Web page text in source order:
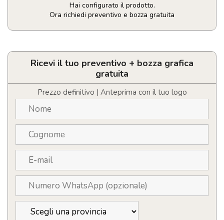
Hai configurato il prodotto.
Ora richiedi preventivo e bozza gratuita
Caricatore
Supporto
NoopyRicevi il tuo preventivo + bozza grafica
gratuita
Prezzo definitivo | Anteprima con il tuo logo